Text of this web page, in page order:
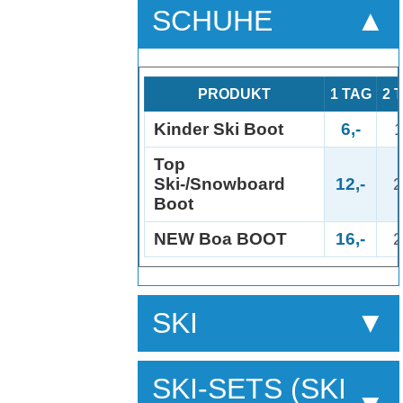
SCHUHE
PRODUKT 1 TAG 2
Kinder Ski Boot 6,-
Top
Ski-/Snowboard
Boot
12,-
NEW Boa BOOT 16,-
SKI
SKI-SETS (SKI